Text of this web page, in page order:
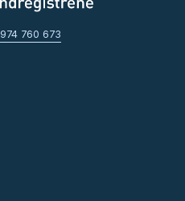
974 760 673